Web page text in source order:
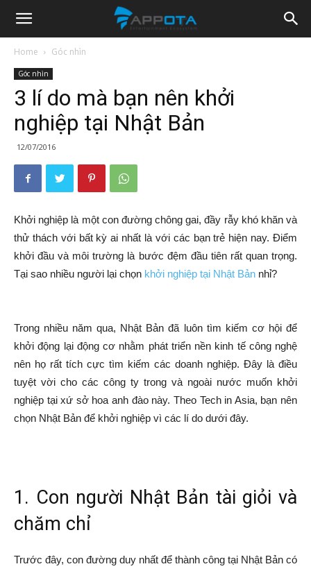
Appota
News
Home Góc nhìn
Góc nhìn
3 lí do mà bạn nên khởi
nghiệp tại Nhật Bản
12/07/2016
Khởi nghiệp là một con đường chông gai, đầy rẫy khó khăn và
thử thách với bất kỳ ai nhất là với các bạn trẻ hiện nay. Điểm
khởi đầu và môi trường là bước đệm đầu tiên rất quan trọng.
Tại sao nhiều người lại chọn khởi nghiệp tại Nhật Bản nhỉ?
Trong nhiều năm qua, Nhật Bản đã luôn tìm kiếm cơ hội để
khởi động lại động cơ nhằm phát triển nền kinh tế công nghệ
nên họ rất tích cực tìm kiếm các doanh nghiệp. Đây là điều
tuyệt vời cho các công ty trong và ngoài nước muốn khởi
nghiệp tại xứ sở hoa anh đào này. Theo Tech in Asia, bạn nên
chọn Nhật Bản để khởi nghiệp vì các lí do dưới đây.
1. Con người Nhật Bản tài giỏi và
chăm chỉ
Trước đây, con đường duy nhất để thành công tại Nhật Bản có